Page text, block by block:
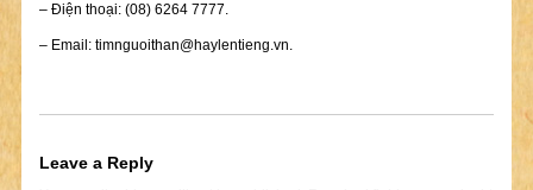
– Điện thoại: (08) 6264 7777.
– Email: timnguoithan@haylentieng.vn.
Leave a Reply